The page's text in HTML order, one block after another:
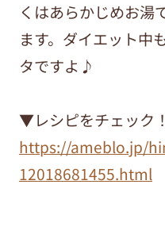
くはあらかじめお湯
ます。ダイエット中
タですよ♪
▼レシピをチェック！
https://ameblo.jp/
12018681455.html